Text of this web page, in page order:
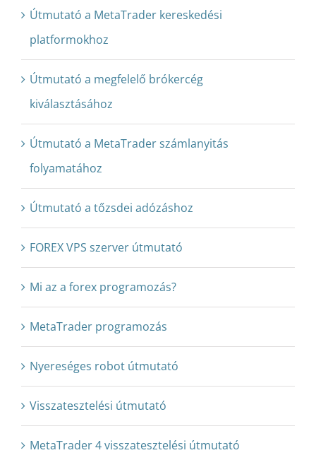
Útmutató a MetaTrader kereskedési
platformokhoz
Útmutató a megfelelő brókercég
kiválasztásához
Útmutató a MetaTrader számlanyitás
folyamatához
Útmutató a tőzsdei adózáshoz
FOREX VPS szerver útmutató
Mi az a forex programozás?
MetaTrader programozás
Nyereséges robot útmutató
Visszatesztelési útmutató
MetaTrader 4 visszatesztelési útmutató